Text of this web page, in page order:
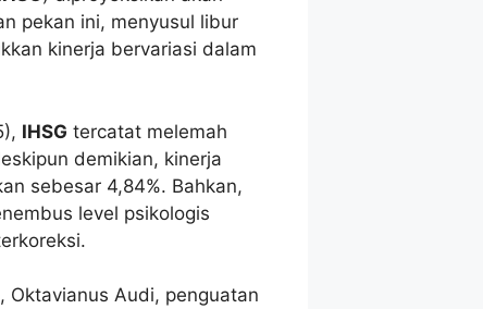
pekan ini, menyusul libur
kinerja bervariasi dalam
IHSG tercatat melemah
demikian, kinerja
sebesar 4,84%. Bahkan,
level psikologis
Oktavianus Audi, penguatan